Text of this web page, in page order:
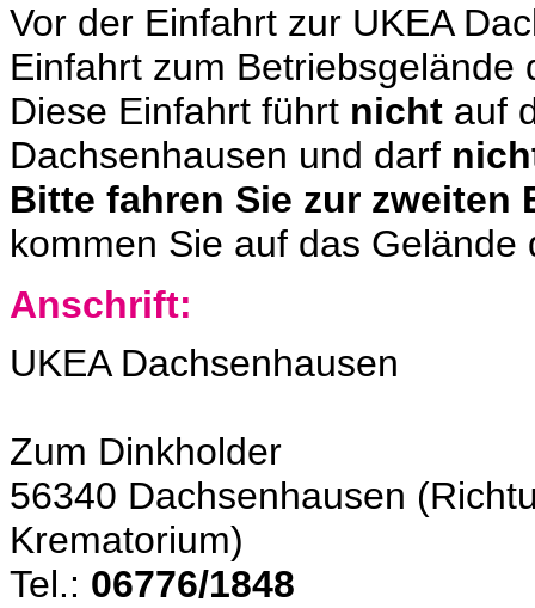
Vor der Einfahrt zur UKEA
Einfahrt zum Betriebsgelände
Diese Einfahrt führt nicht auf
Dachsenhausen und darf
Bitte fahren Sie zur zweiten
kommen Sie auf das
Anschrift:
UKEA Dachsenhausen
Zum Dinkholder
56340 Dachsenhausen
Krematorium)
Tel.: 06776/1848